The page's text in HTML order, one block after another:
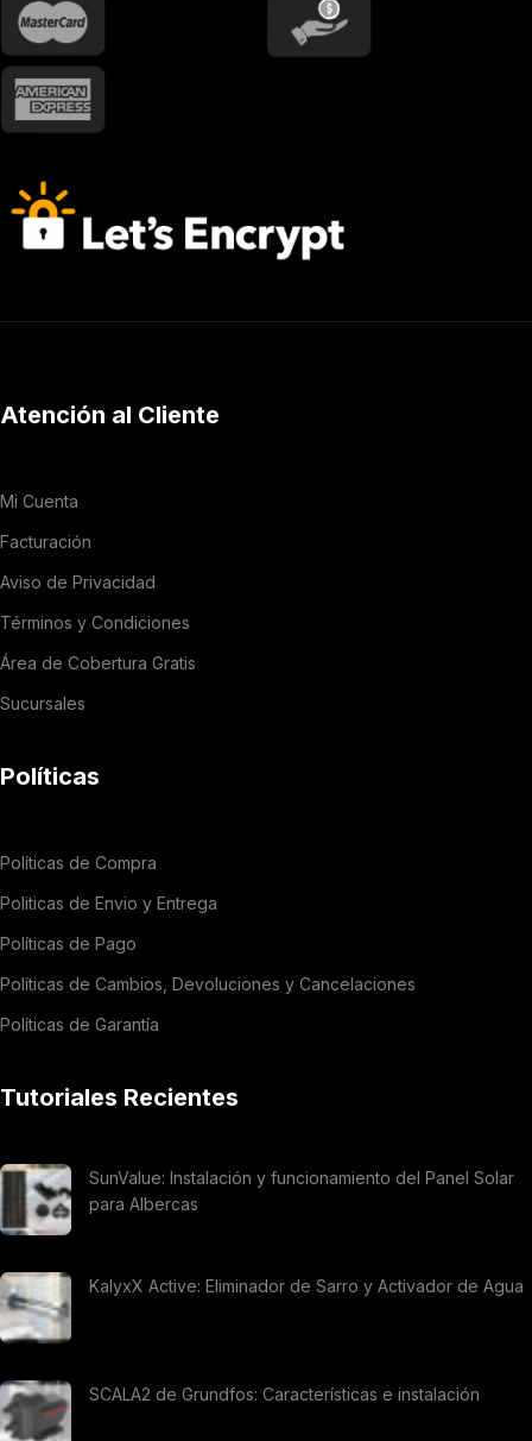
Atención al Cliente
Mi Cuenta
Facturación
Aviso de Privacidad
Términos y Condiciones
Área de Cobertura Gratis
Sucursales
Políticas
Políticas de Compra
Politicas de Envio y Entrega
Políticas de Pago
Políticas de Cambios, Devoluciones y Cancelaciones
Políticas de Garantía
Tutoriales Recientes
SunValue: Instalación y funcionamiento del Panel Solar
para Albercas
KalyxX Active: Eliminador de Sarro y Activador de Agua
SCALA2 de Grundfos: Características e instalación